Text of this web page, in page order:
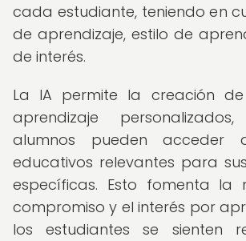
cada estudiante, teniendo en
de aprendizaje, estilo de
de interés.
La IA permite la creación
aprendizaje
alumnos pueden acceder
educativos relevantes para
específicas. Esto fomenta la
compromiso y el interés por
los estudiantes se sienten